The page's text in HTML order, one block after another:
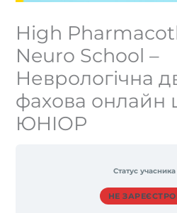
High
Neuro School –
Неврологічна
фахова онлайн
ЮНІОР
Статус
НЕ